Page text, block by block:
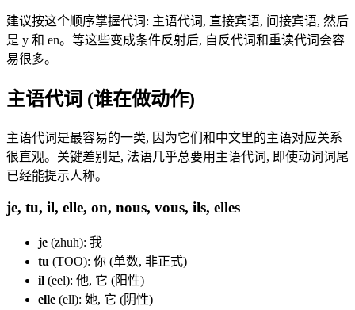
建议按这个顺序掌握代词: 主语代词, 直接宾语, 间接宾语, 然后
是 y 和 en。等这些变成条件反射后, 自反代词和重读代词会容
易很多。
主语代词 (谁在做动作)
主语代词是最容易的一类, 因为它们和中文里的主语对应关系
很直观。关键差别是, 法语几乎总要用主语代词, 即使动词词尾
已经能提示人称。
je, tu, il, elle, on, nous, vous, ils, elles
je (zhuh): 我
tu (TOO): 你 (单数, 非正式)
il (eel): 他, 它 (阳性)
elle (ell): 她, 它 (阴性)